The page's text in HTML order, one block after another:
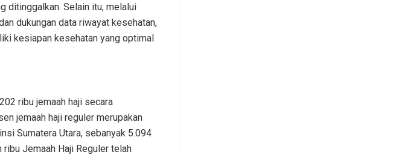
ditinggalkan. Selain itu, melalui
dukungan data riwayat kesehatan,
kesiapan kesehatan yang optimal
ribu jemaah haji secara
jemaah haji reguler merupakan
Sumatera Utara, sebanyak 5.094
Jemaah Haji Reguler telah